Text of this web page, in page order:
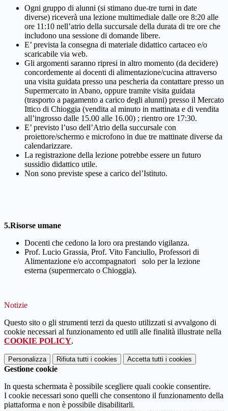
Ogni gruppo di alunni (si stimano due-tre turni in date
diverse) riceverà una lezione multimediale dalle ore 8:20 alle
ore 11:10 nell’atrio della succursale della durata di tre ore che
includono una sessione di domande libere.
E’ prevista la consegna di materiale didattico cartaceo e/o
scaricabile via web.
Gli argomenti saranno ripresi in altro momento (da decidere)
concordemente ai docenti di alimentazione/cucina attraverso
una visita guidata presso una pescheria da contattare presso un
Supermercato in Abano, oppure tramite visita guidata
(trasporto a pagamento a carico degli alunni) presso il Mercato
Ittico di Chioggia (vendita al minuto in mattinata e di vendita
all’ingrosso dalle 15.00 alle 16.00) ; rientro ore 17:30.
E’ previsto l’uso dell’Atrio della succursale con
proiettore/schermo e microfono in due tre mattinate diverse da
calendarizzare.
La registrazione della lezione potrebbe essere un futuro
sussidio didattico utile.
Non sono previste spese a carico del’Istituto.
5.Risorse umane
Docenti che cedono la loro ora prestando vigilanza.
Prof. Lucio Grassia, Prof. Vito Fanciullo, Professori di
Alimentazione e/o accompagnatori solo per la lezione
esterna (supermercato o Chioggia).
Notizie
Questo sito o gli strumenti terzi da questo utilizzati si avvalgono di
cookie necessari al funzionamento ed utili alle finalità illustrate nella
COOKIE POLICY.
Personalizza Rifiuta tutti i cookies Accetta tutti i cookies
Gestione cookie
In questa schermata è possibile scegliere quali cookie consentire.
I cookie necessari sono quelli che consentono il funzionamento della
piattaforma e non è possibile disabilitarli.